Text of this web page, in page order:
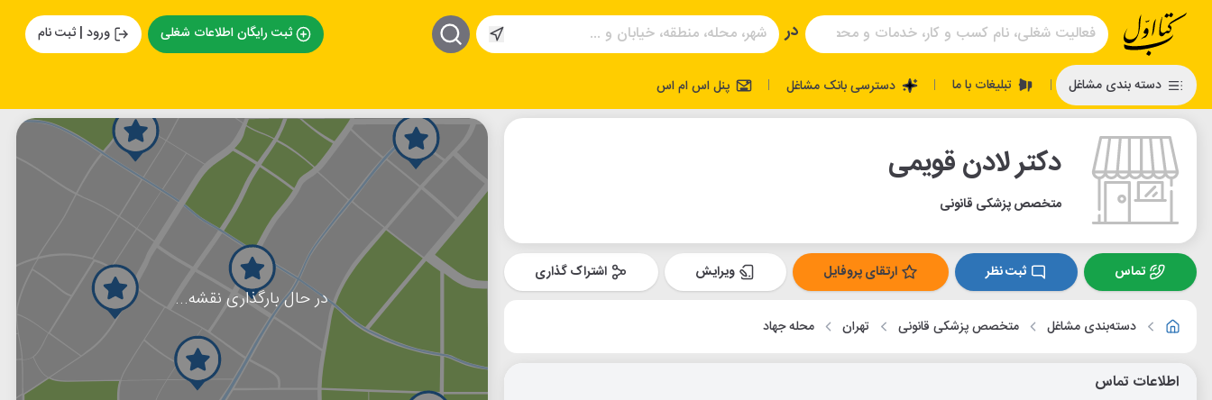
در ثبت رایگان اطلاعات شغلی ورود | ثبت نام
دسته بندی مشاغل | تبلیغات با ما | دسترسی بانک مشاغل | پنل اس ام اس
دکتر لادن قویمی
متخصص پزشکی قانونی
تماس ثبت نظر ارتقای پروفایل ویرایش اشتراک گذاری
دسته‌بندی مشاغل متخصص پزشکی قانونی تهران محله جهاد
اطلاعات تماس
در حال بارگذاری نقشه...